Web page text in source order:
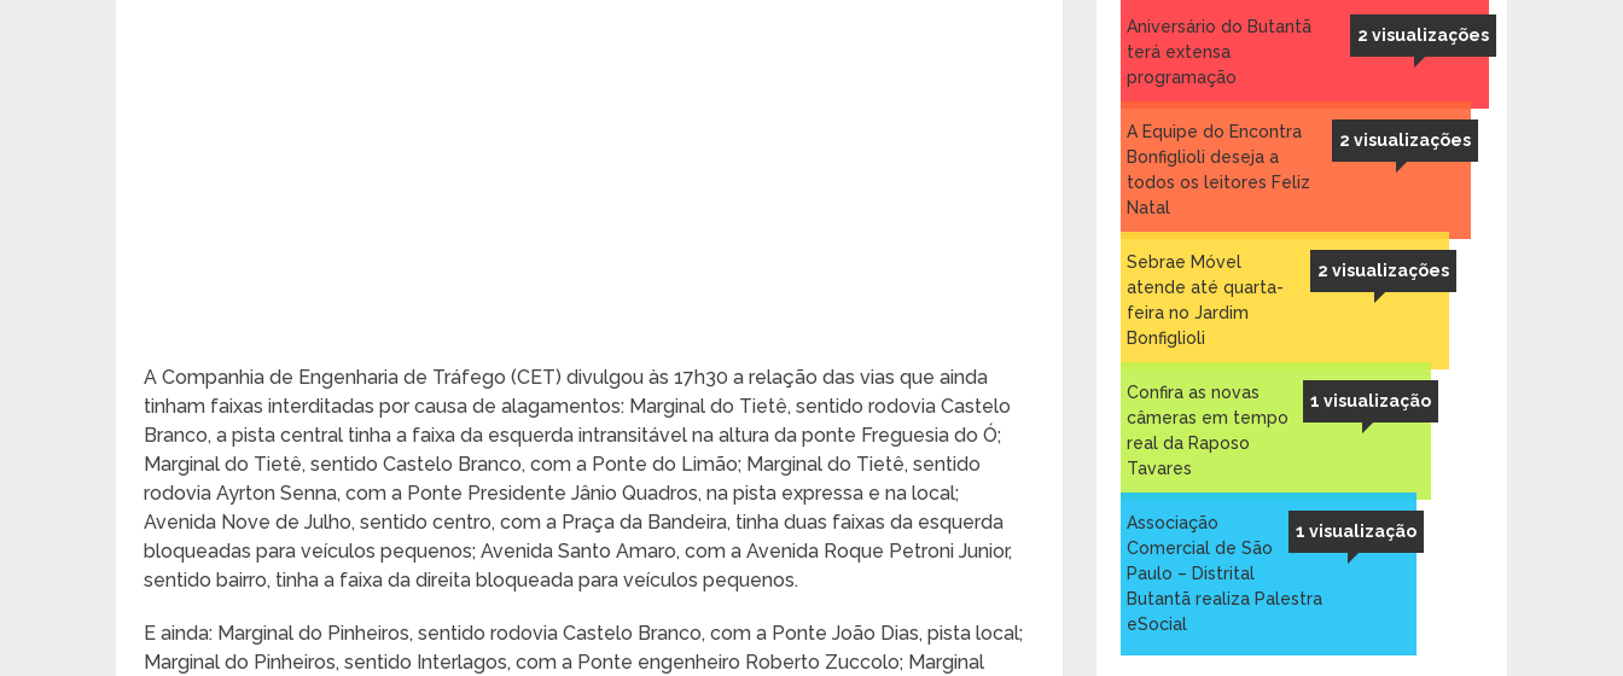
A Companhia de Engenharia de Tráfego (CET) divulgou às 17h30 a relação das vias que ainda
tinham faixas interditadas por causa de alagamentos: Marginal do Tietê, sentido rodovia Castelo
Branco, a pista central tinha a faixa da esquerda intransitável na altura da ponte Freguesia do Ó;
Marginal do Tietê, sentido Castelo Branco, com a Ponte do Limão; Marginal do Tietê, sentido
rodovia Ayrton Senna, com a Ponte Presidente Jânio Quadros, na pista expressa e na local;
Avenida Nove de Julho, sentido centro, com a Praça da Bandeira, tinha duas faixas da esquerda
bloqueadas para veículos pequenos; Avenida Santo Amaro, com a Avenida Roque Petroni Junior,
sentido bairro, tinha a faixa da direita bloqueada para veículos pequenos.
E ainda: Marginal do Pinheiros, sentido rodovia Castelo Branco, com a Ponte João Dias, pista local;
Marginal do Pinheiros, sentido Interlagos, com a Ponte engenheiro Roberto Zuccolo; Marginal
2 visualizações
Aniversário do Butantã
terá extensa
programação
2 visualizações
A Equipe do Encontra
Bonfiglioli deseja a
todos os leitores Feliz
Natal
2 visualizações
Sebrae Móvel
atende até quarta-
feira no Jardim
Bonfiglioli
1 visualização
Confira as novas
câmeras em tempo
real da Raposo
Tavares
1 visualização
Associação
Comercial de São
Paulo – Distrital
Butantã realiza Palestra
eSocial